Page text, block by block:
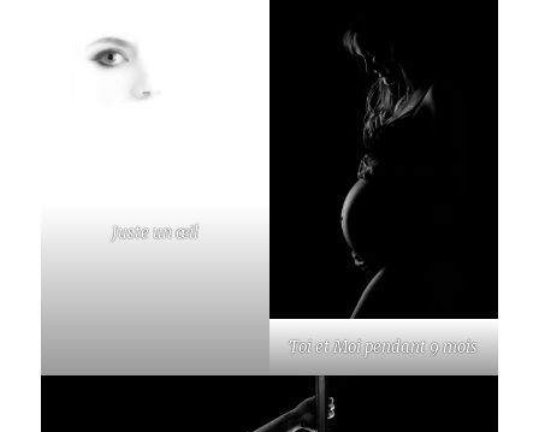
Juste un œil
Toi et Moi pendant 9 mois